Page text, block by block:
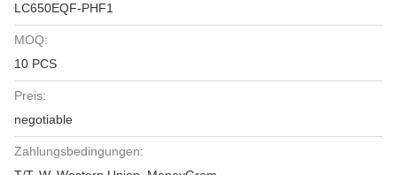
LC650EQF-PHF1
MOQ:
10 PCS
Preis:
negotiable
Zahlungsbedingungen: